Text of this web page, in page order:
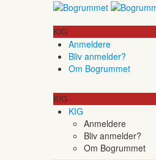
KIG
Anmeldere
Bliv anmelder?
Om Bogrummet
KIG
KIG
Anmeldere
Bliv anmelder?
Om Bogrummet